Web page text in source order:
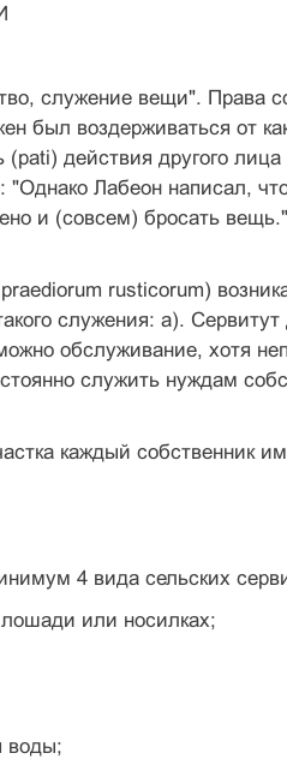
служение вещи". Права
был воздерживаться от
(pati) действия другого
"Однако Лабеон написал,
и (совсем) бросать
rusticorum)
служения: а).
обслуживание, хотя
служить нуждам
каждый собственник
4 вида сельских
или носилках;
воды;